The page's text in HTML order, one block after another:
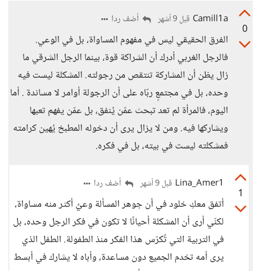
0
Camill1a قبل 9 أشهر أضف ردا
الفرق الحقيقي ليس في مفهوم المساواة، بل في الوعي.
فالرجل الغربي أدرك أن الشراكة قوة، بينما الرجل الشرقي ما
زال يظن أن المشاركة تنتقص من رجولته. المشكلة ليست فيه
وحده، بل في مجتمعٍ ربّاه على أن الرجولة أوامر لا مساندة . أما
اليوم، فالمرأة لم تعد تبحث عمّن يُنفق، بل عمّن يفهم تعبها
ويشاركها فيه. ومن لا يزال يرى أن دخوله المطبخ يُهين كرامته
فمشكلته ليست في بيته، بل في فكره.
1
Lina_Amer1 قبل 9 أشهر أضف ردا
أتفق معكِ خلود في أن جوهر المسألة وعيٌ أكثر منه مساواة،
لكنّي أرى أن المشكلة أحيانًا لا تكون في فكر الرجل وحده، بل
في التربية التي تُكرّس هذا الفكر منذ الطفولة. الطفل الذي
يرى أمه تخدم الجميع دون مساعدة، وأباه لا يشارك في أبسط